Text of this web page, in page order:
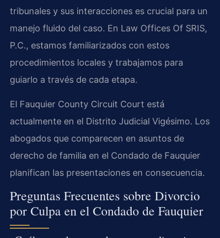
tribunales y sus interacciones es crucial para un
manejo fluido del caso. En Law Offices Of SRIS,
P.C., estamos familiarizados con estos
procedimientos locales y trabajamos para
guiarlo a través de cada etapa.
El Fauquier County Circuit Court está
actualmente en el Distrito Judicial Vigésimo. Los
abogados que comparecen en asuntos de
derecho de familia en el Condado de Fauquier
planifican las presentaciones en consecuencia.
Preguntas Frecuentes sobre Divorcio
por Culpa en el Condado de Fauquier